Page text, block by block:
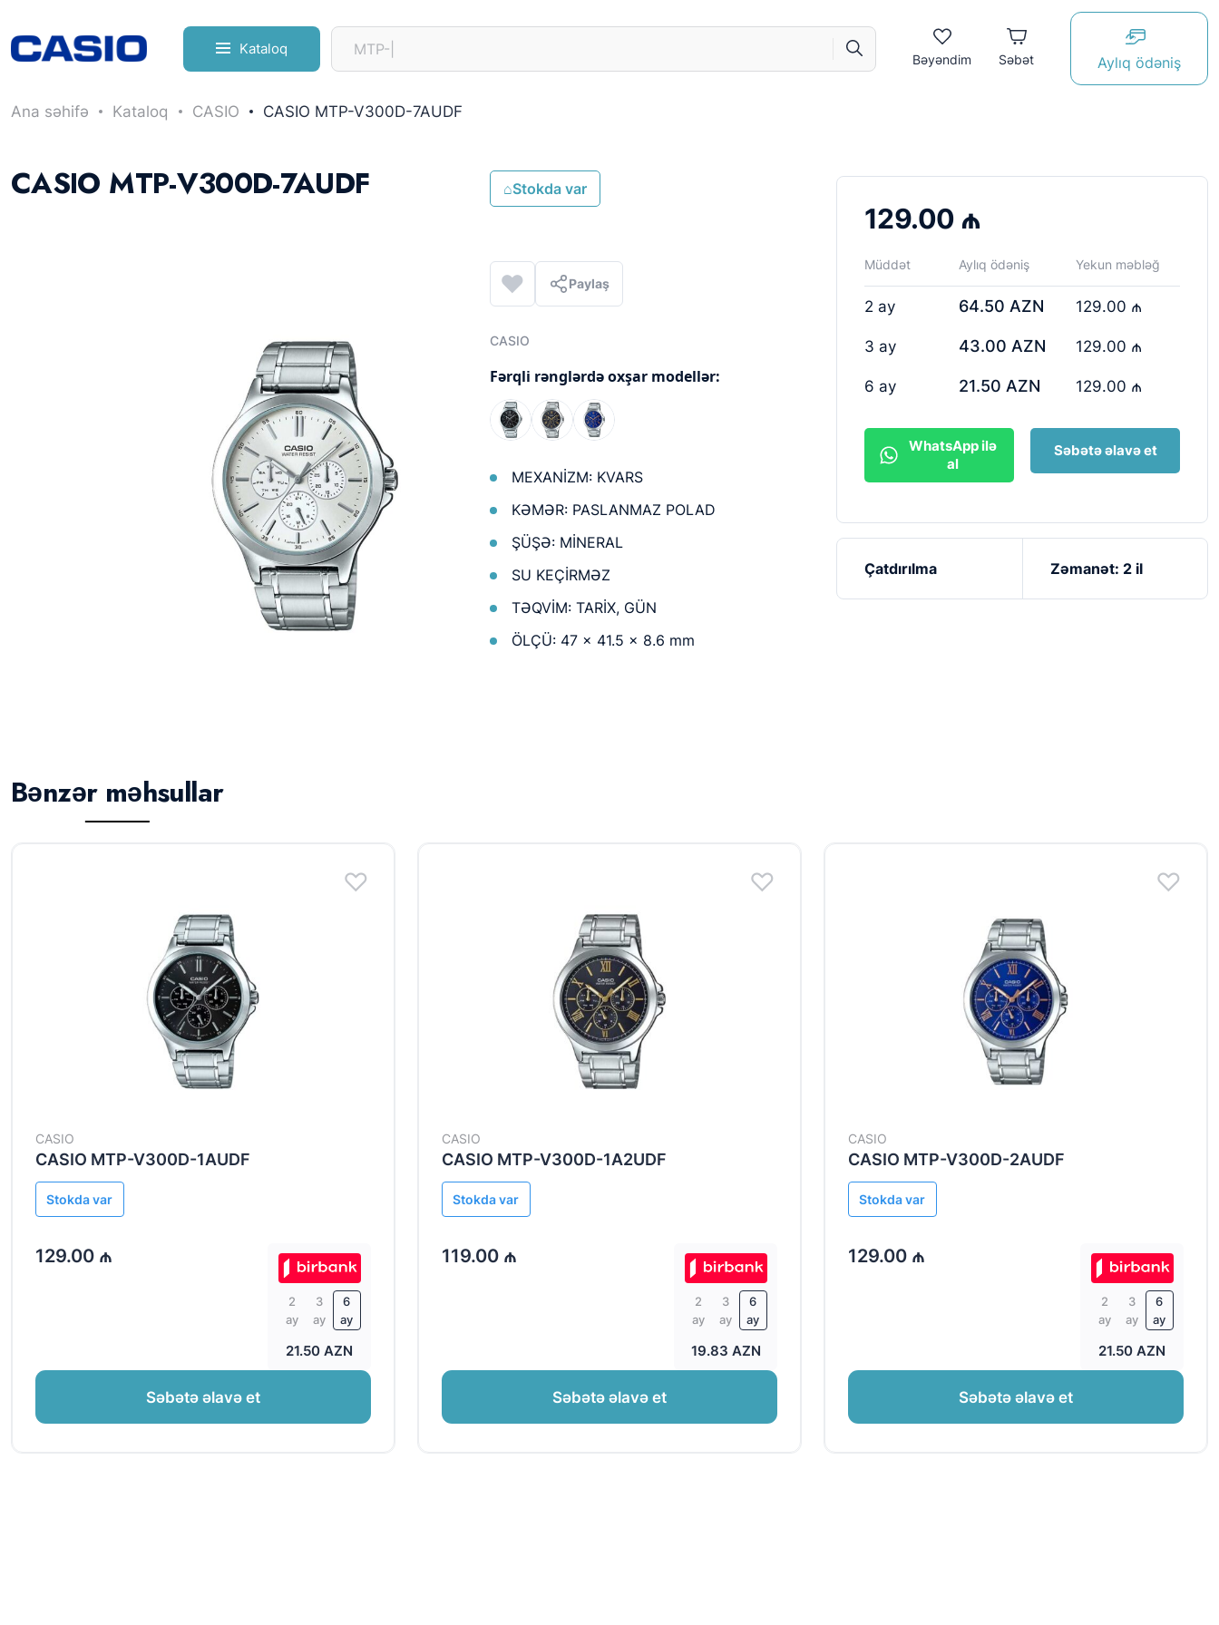
Kataloq
Bəyəndim Səbət Aylıq ödəniş
Ana səhifə Kataloq CASIO CASIO MTP-V300D-7AUDF
CASIO MTP-V300D-7AUDF ⌂Stokda var
Paylaş
CASIO
Fərqli rənglərdə oxşar modellər:
MEXANİZM: KVARS
KƏMƏR: PASLANMAZ POLAD
ŞÜŞƏ: MİNERAL
SU KEÇİRMƏZ
TƏQVİM: TARİX, GÜN
ÖLÇÜ: 47 × 41.5 × 8.6 mm
129.00 ₼
Müddət Aylıq ödəniş Yekun məbləğ
2 ay 64.50 AZN 129.00 ₼
3 ay 43.00 AZN 129.00 ₼
6 ay 21.50 AZN 129.00 ₼
WhatsApp ilə
al
Səbətə əlavə et
Çatdırılma Zəmanət: 2 il
Bənzər məhsullar
CASIO
CASIO MTP-V300D-1AUDF
Stokda var
129.00 ₼
2
ay
3
ay
6
ay
21.50 AZN
Səbətə əlavə et
CASIO
CASIO MTP-V300D-1A2UDF
Stokda var
119.00 ₼
2
ay
3
ay
6
ay
19.83 AZN
Səbətə əlavə et
CASIO
CASIO MTP-V300D-2AUDF
Stokda var
129.00 ₼
2
ay
3
ay
6
ay
21.50 AZN
Səbətə əlavə et